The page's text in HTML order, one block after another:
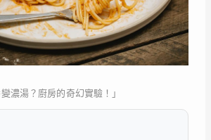
變濃湯？廚房的奇幻實驗！」